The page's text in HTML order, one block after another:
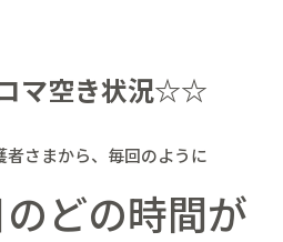
マ空き状況☆☆
さまから、毎回のように
のどの時間が